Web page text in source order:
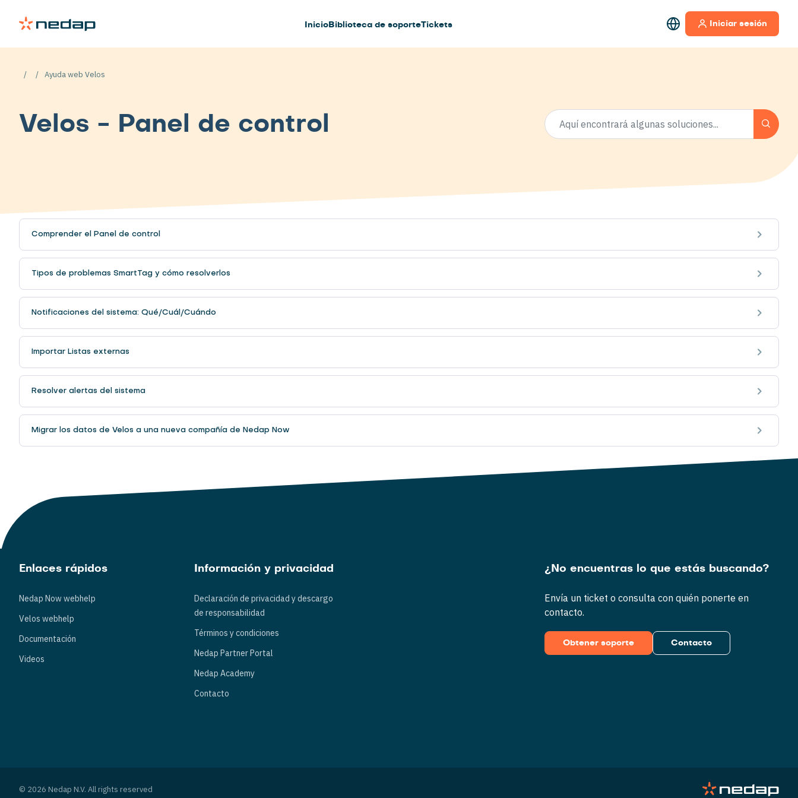
Inicio Biblioteca de soporteTickets Iniciar sesión
Ayuda web Velos
Velos - Panel de control
Comprender el Panel de control
Tipos de problemas SmartTag y cómo resolverlos
Notificaciones del sistema: Qué/Cuál/Cuándo
Importar Listas externas
Resolver alertas del sistema
Migrar los datos de Velos a una nueva compañía de Nedap Now
Enlaces rápidos
Nedap Now webhelp
Velos webhelp
Documentación
Videos
Información y privacidad
Declaración de privacidad y descargo
de responsabilidad
Términos y condiciones
Nedap Partner Portal
Nedap Academy
Contacto
¿No encuentras lo que estás buscando?
Envía un ticket o consulta con quién ponerte en
contacto.
Obtener soporte Contacto
© 2026 Nedap N.V. All rights reserved